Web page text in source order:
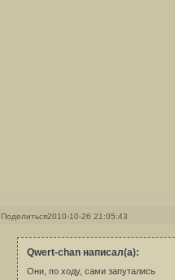
Поделиться2010-10-26 21:05:43
Qwert-chan написал(а):
Они, по ходу, сами запутались